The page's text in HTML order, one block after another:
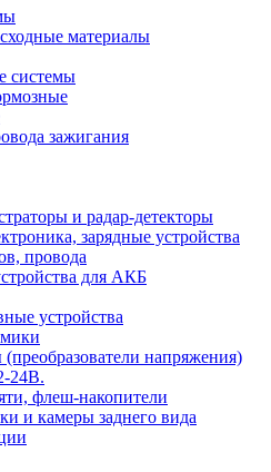
материалы
системы
зажигания
и радар-детекторы
зарядные устройства
провода
для АКБ
устройства
напряжения)
24В.
флеш-накопители
и камеры заднего вида